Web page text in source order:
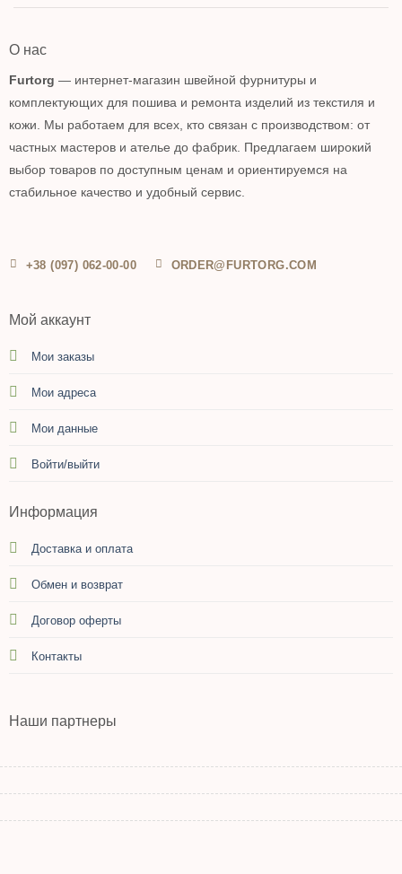
О нас
Furtorg — интернет-магазин швейной фурнитуры и
комплектующих для пошива и ремонта изделий из текстиля и
кожи. Мы работаем для всех, кто связан с производством: от
частных мастеров и ателье до фабрик. Предлагаем широкий
выбор товаров по доступным ценам и ориентируемся на
стабильное качество и удобный сервис.
+38 (097) 062-00-00 ORDER@FURTORG.COM
Мой аккаунт
Мои заказы
Мои адреса
Мои данные
Войти/выйти
Информация
Доставка и оплата
Обмен и возврат
Договор оферты
Контакты
Наши партнеры